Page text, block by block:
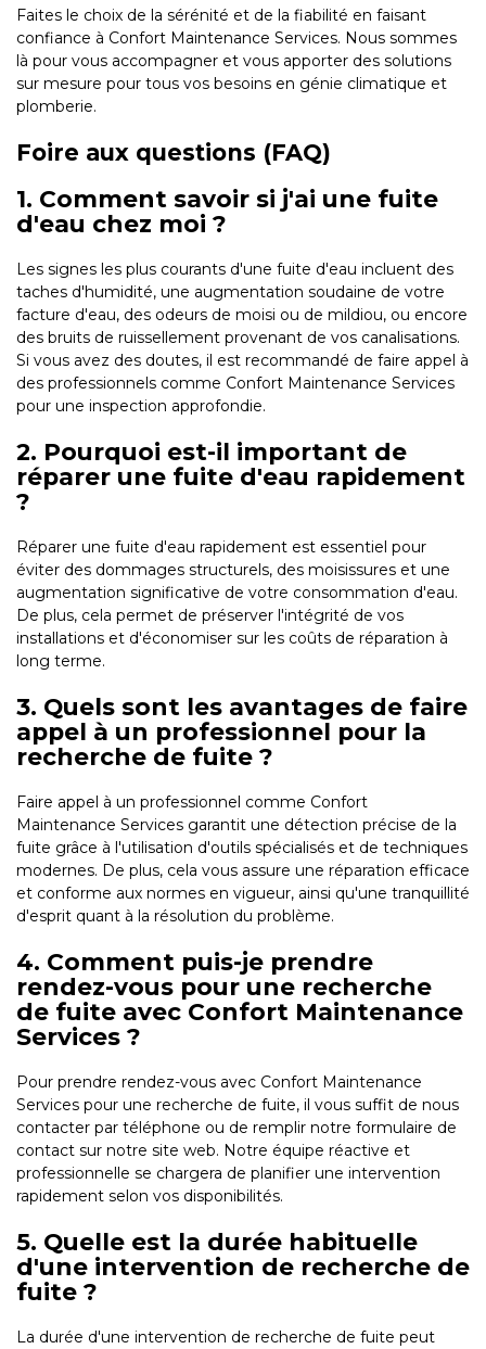
Faites le choix de la sérénité et de la fiabilité en faisant
confiance à Confort Maintenance Services. Nous sommes
là pour vous accompagner et vous apporter des solutions
sur mesure pour tous vos besoins en génie climatique et
plomberie.
Foire aux questions (FAQ)
1. Comment savoir si j'ai une fuite
d'eau chez moi ?
Les signes les plus courants d'une fuite d'eau incluent des
taches d'humidité, une augmentation soudaine de votre
facture d'eau, des odeurs de moisi ou de mildiou, ou encore
des bruits de ruissellement provenant de vos canalisations.
Si vous avez des doutes, il est recommandé de faire appel à
des professionnels comme Confort Maintenance Services
pour une inspection approfondie.
2. Pourquoi est-il important de
réparer une fuite d'eau rapidement
?
Réparer une fuite d'eau rapidement est essentiel pour
éviter des dommages structurels, des moisissures et une
augmentation significative de votre consommation d'eau.
De plus, cela permet de préserver l'intégrité de vos
installations et d'économiser sur les coûts de réparation à
long terme.
3. Quels sont les avantages de faire
appel à un professionnel pour la
recherche de fuite ?
Faire appel à un professionnel comme Confort
Maintenance Services garantit une détection précise de la
fuite grâce à l'utilisation d'outils spécialisés et de techniques
modernes. De plus, cela vous assure une réparation efficace
et conforme aux normes en vigueur, ainsi qu'une tranquillité
d'esprit quant à la résolution du problème.
4. Comment puis-je prendre
rendez-vous pour une recherche
de fuite avec Confort Maintenance
Services ?
Pour prendre rendez-vous avec Confort Maintenance
Services pour une recherche de fuite, il vous suffit de nous
contacter par téléphone ou de remplir notre formulaire de
contact sur notre site web. Notre équipe réactive et
professionnelle se chargera de planifier une intervention
rapidement selon vos disponibilités.
5. Quelle est la durée habituelle
d'une intervention de recherche de
fuite ?
La durée d'une intervention de recherche de fuite peut